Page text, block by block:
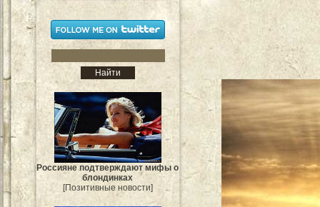
Россияне подтверждают мифы о
блондинках
[Позитивные новости]